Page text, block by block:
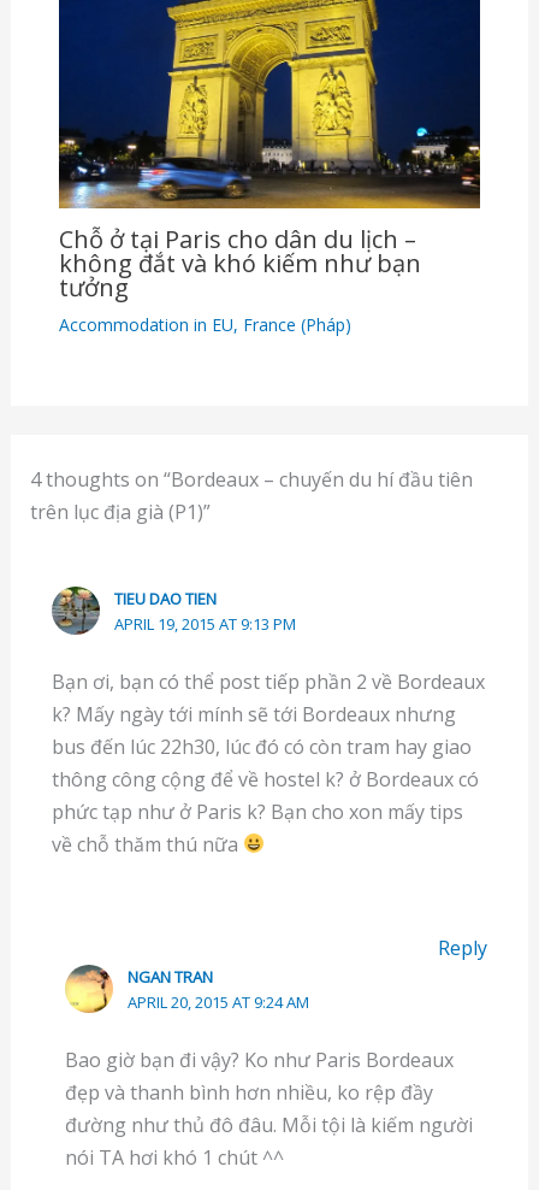
Chỗ ở tại Paris cho dân du lịch –
không đắt và khó kiếm như bạn
tưởng
Accommodation in EU, France (Pháp)
4 thoughts on “Bordeaux – chuyến du hí đầu tiên
trên lục địa già (P1)”
TIEU DAO TIEN
APRIL 19, 2015 AT 9:13 PM
Bạn ơi, bạn có thể post tiếp phần 2 về Bordeaux
k? Mấy ngày tới mính sẽ tới Bordeaux nhưng
bus đến lúc 22h30, lúc đó có còn tram hay giao
thông công cộng để về hostel k? ở Bordeaux có
phức tạp như ở Paris k? Bạn cho xon mấy tips
về chỗ thăm thú nữa
Reply
NGAN TRAN
APRIL 20, 2015 AT 9:24 AM
Bao giờ bạn đi vậy? Ko như Paris Bordeaux
đẹp và thanh bình hơn nhiều, ko rệp đầy
đường như thủ đô đâu. Mỗi tội là kiếm người
nói TA hơi khó 1 chút ^^